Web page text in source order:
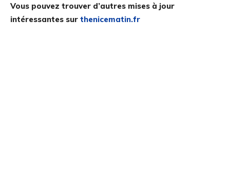
Vous pouvez trouver d’autres mises à jour
intéressantes sur thenicematin.fr